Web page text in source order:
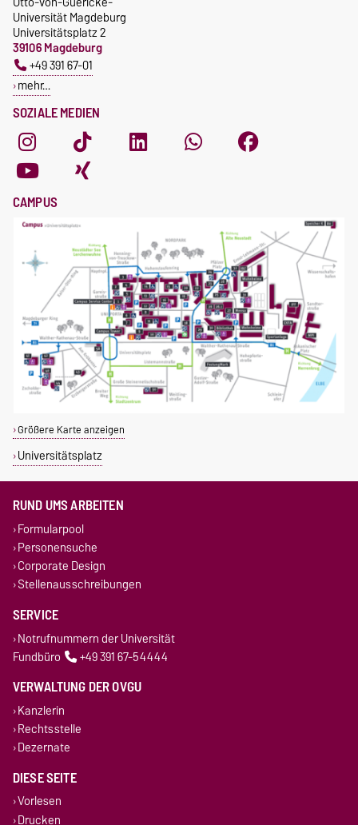
SOZIALE MEDIEN
Universität Magdeburg
Universitätsplatz 2
39106 Magdeburg
+49 391 67-01
mehr…
CAMPUS
Größere Karte anzeigen
Universitätsplatz
RUND UMS ARBEITEN
Formularpool
Personensuche
Corporate Design
Stellenausschreibungen
SERVICE
Notrufnummern der Universität
Fundbüro
+49 391 67-54444
VERWALTUNG DER OVGU
Kanzlerin
Rechtsstelle
Dezernate
DIESE SEITE
Vorlesen
Drucken